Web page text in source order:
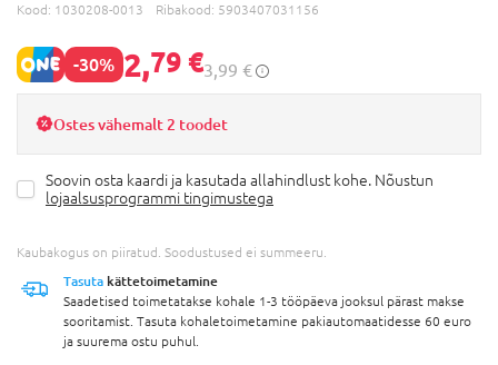
Kood: 1030208-0013 Ribakood: 5903407031156
-30% 2,79 €3,99 €
Ostes vähemalt 2 toodet
Soovin osta kaardi ja kasutada allahindlust kohe. Nõustun
lojaalsusprogrammi tingimustega
Kaubakogus on piiratud. Soodustused ei summeeru.
Tasuta kättetoimetamine
Saadetised toimetatakse kohale 1-3 tööpäeva jooksul pärast makse
sooritamist. Tasuta kohaletoimetamine pakiautomaatidesse 60 euro
ja suurema ostu puhul.